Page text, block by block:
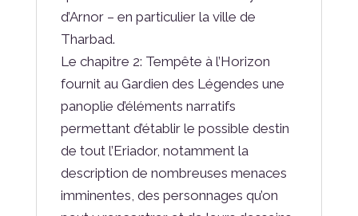
d’Arnor –­ en particulier la ville de
Tharbad.
Le chapitre 2­: Tempête à l’Horizon
fournit au Gardien des Légendes une
panoplie d’éléments narratifs
permettant d’établir le possible destin
de tout l’Eriador, notamment la
description de nombreuses menaces
imminentes, des personnages qu’on